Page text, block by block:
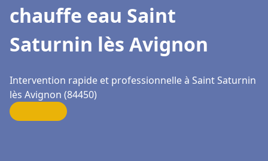
chauffe eau Saint
Saturnin lès Avignon
Intervention rapide et professionnelle à Saint Saturnin
lès Avignon (84450)